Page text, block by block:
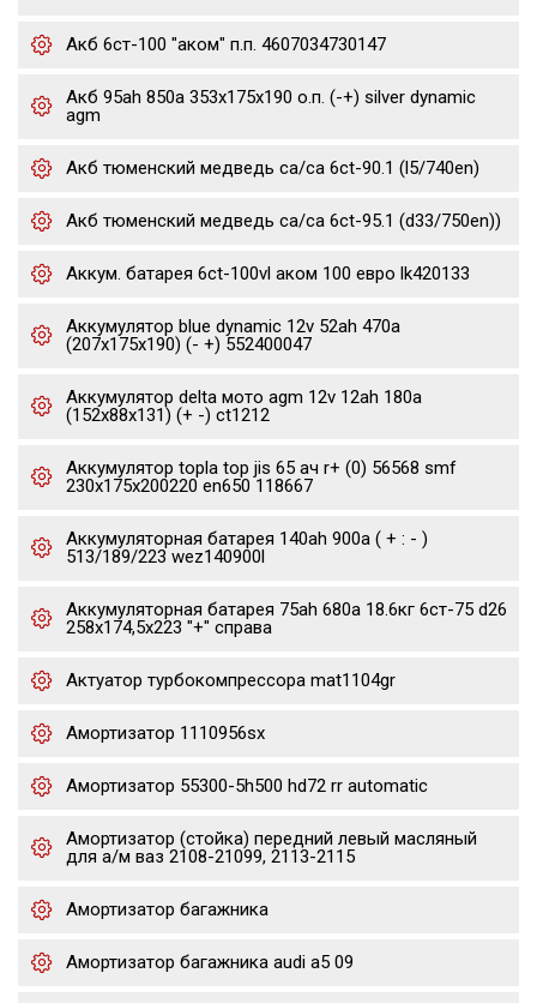
Акб 6ст-100 "аком" п.п. 4607034730147
Акб 95ah 850a 353x175x190 о.п. (-+) silver dynamic
agm
Акб тюменский медведь ca/ca 6ct-90.1 (l5/740en)
Акб тюменский медведь ca/ca 6ct-95.1 (d33/750en))
Аккум. батарея 6ct-100vl аком 100 евро lk420133
Аккумулятор blue dynamic 12v 52ah 470a
(207x175x190) (- +) 552400047
Аккумулятор delta мото agm 12v 12ah 180a
(152x88x131) (+ -) ct1212
Аккумулятор topla top jis 65 ач r+ (0) 56568 smf
230x175x200220 en650 118667
Аккумуляторная батарея 140ah 900a ( + : - )
513/189/223 wez140900l
Аккумуляторная батарея 75ah 680a 18.6кг 6ст-75 d26
258x174,5x223 "+" справа
Актуатор турбокомпрессора mat1104gr
Амортизатор 1110956sx
Амортизатор 55300-5h500 hd72 rr automatic
Амортизатор (стойка) передний левый масляный
для а/м ваз 2108-21099, 2113-2115
Амортизатор багажника
Амортизатор багажника audi a5 09